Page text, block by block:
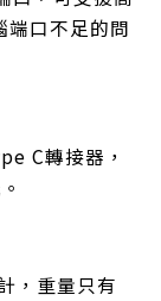
口不足的問
C轉接器，
，重量只有